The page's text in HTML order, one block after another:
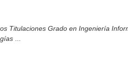
Titulaciones Grado en Ingeniería